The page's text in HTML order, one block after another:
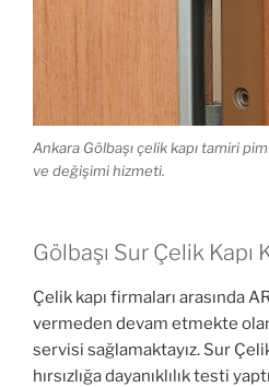
Ankara Gölbaşı çelik kapı tamiri
ve değişimi hizmeti.
Gölbaşı Sur Çelik
Çelik kapı firmaları arasında
vermeden devam etmekte
servisi sağlamaktayız. Sur
hırsızlığa dayanıklılık testi